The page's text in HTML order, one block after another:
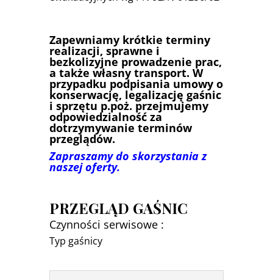
Zapewniamy krótkie terminy
realizacji, sprawne i
bezkolizyjne prowadzenie prac,
a także własny transport. W
przypadku podpisania umowy o
konserwację, legalizację gaśnic
i sprzętu p.poż. przejmujemy
odpowiedzialność za
dotrzymywanie terminów
przeglądów.
Zapraszamy do skorzystania z
naszej oferty.
PRZEGLĄD GAŚNIC
Czynności serwisowe :
Typ gaśnicy